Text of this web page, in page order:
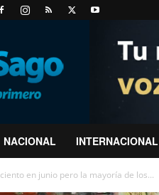
NACIONAL INTERNACIONAL
en junio pero la mayoría de los...